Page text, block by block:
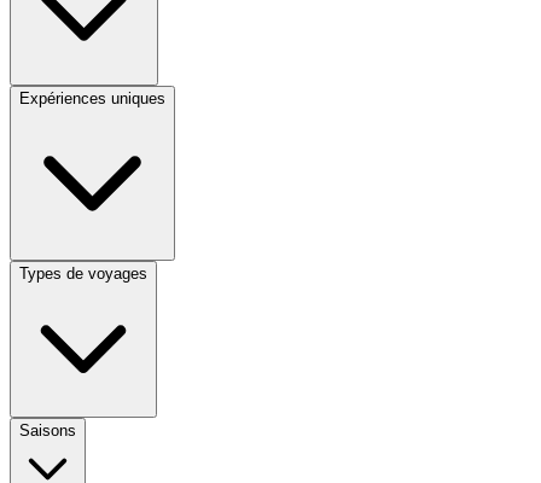
Expériences uniques
Types de voyages
Saisons